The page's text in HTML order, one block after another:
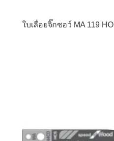
ใบเลื่อยจิ๊กซอว์ MA 119 HO